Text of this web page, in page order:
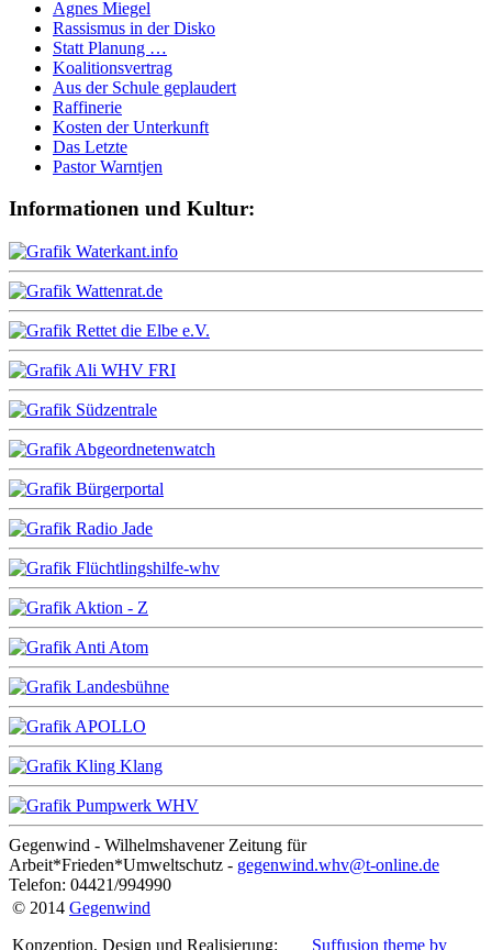
Agnes Miegel
Rassismus in der Disko
Statt Planung …
Koalitionsvertrag
Aus der Schule geplaudert
Raffinerie
Kosten der Unterkunft
Das Letzte
Pastor Warntjen
Informationen und Kultur:
Gegenwind - Wilhelmshavener Zeitung für
Arbeit*Frieden*Umweltschutz - gegenwind.whv@t-online.de
Telefon: 04421/994990
© 2014 Gegenwind
Konzeption, Design und Realisierung:
Suffusion theme by